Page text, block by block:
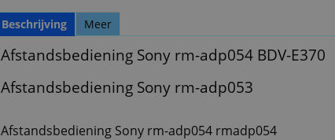
Beschrijving Meer
Afstandsbediening Sony rm-adp054 BDV-E370
Afstandsbediening Sony rm-adp053
Afstandsbediening Sony rm-adp054 rmadp054